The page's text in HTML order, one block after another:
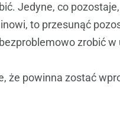
Jedyne, co
to przesunąć
zrobić
że powinna zostać